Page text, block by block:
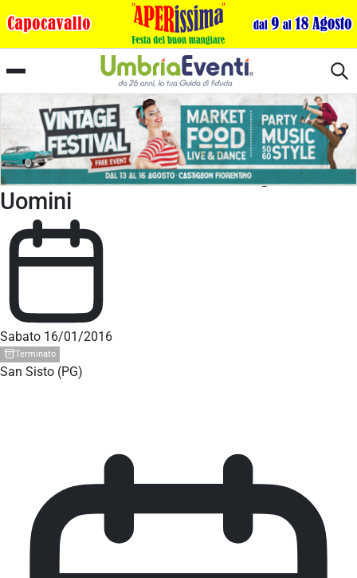
Teatro Brecht - L’Isola degli
Uomini
Sabato 16/01/2016
Terminato
San Sisto (PG)